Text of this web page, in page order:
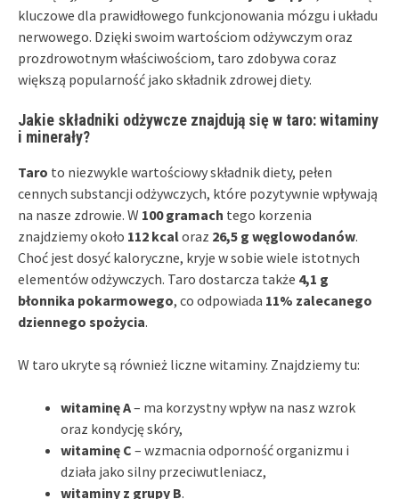
kluczowe dla prawidłowego funkcjonowania mózgu i układu
nerwowego. Dzięki swoim wartościom odżywczym oraz
prozdrowotnym właściwościom, taro zdobywa coraz
większą popularność jako składnik zdrowej diety.
Jakie składniki odżywcze znajdują się w taro: witaminy
i minerały?
Taro to niezwykle wartościowy składnik diety, pełen
cennych substancji odżywczych, które pozytywnie wpływają
na nasze zdrowie. W 100 gramach tego korzenia
znajdziemy około 112 kcaloraz 26,5 g węglowodanów.
Choć jest dosyć kaloryczne, kryje w sobie wiele istotnych
elementów odżywczych. Taro dostarcza także 4,1 g
błonnika pokarmowego, co odpowiada 11% zalecanego
dziennego spożycia.
W taro ukryte są również liczne witaminy. Znajdziemy tu:
witaminę A– ma korzystny wpływ na nasz wzrok
oraz kondycję skóry,
witaminę C – wzmacnia odporność organizmu i
działa jako silny przeciwutleniacz,
witaminy z grupy B.